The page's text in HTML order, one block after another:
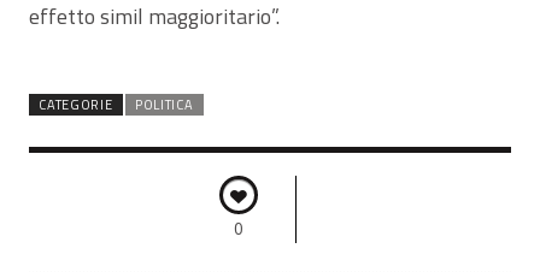
effetto simil maggioritario”.
CATEGORIE POLITICA
0